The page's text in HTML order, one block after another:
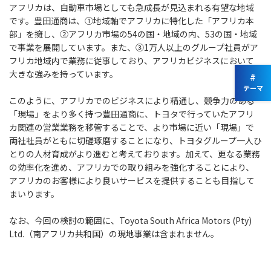
アフリカは、自動車市場としても急成長が見込まれる有望な地域
です。豊田通商は、①地域軸でアフリカに特化した「アフリカ本
部」を擁し、②アフリカ市場の54の国・地域の内、53の国・地域
で事業を展開しています。また、③1万人以上のグループ社員がア
フリカ地域内で業務に従事しており、アフリカビジネスにおいて
大きな強みを持っています。
このように、アフリカでのビジネスにより精通し、競争力のある
「現場」をより多く持つ豊田通商に、トヨタで行っていたアフリ
カ関連の営業業務を移管することで、より市場に近い「現場」で
両社社員がともに切磋琢磨することになり、トヨタグループ一人ひ
とりの人材育成がより進むと考えております。加えて、更なる業務
の効率化を進め、アフリカでの取り組みを強化することにより、
アフリカのお客様により良いサービスを提供することも目指して
まいります。
なお、今回の検討の範囲に、Toyota South Africa Motors (Pty)
Ltd.（南アフリカ共和国）の現地事業は含まれません。
#
テーマ